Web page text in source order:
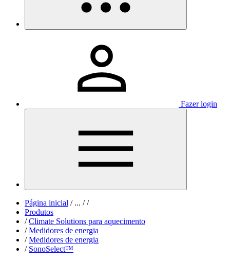
Fazer login
Página inicial /... / /
Produtos
/ Climate Solutions para aquecimento
/ Medidores de energia
/ Medidores de energia
/ SonoSelect™